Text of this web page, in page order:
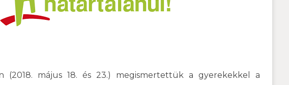
(2018. május 18. és 23.) megismertettük a gyerekekkel a